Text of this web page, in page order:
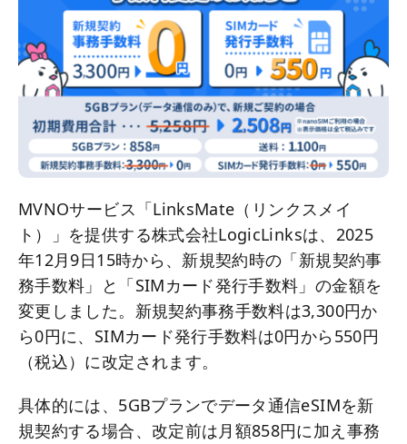
MVNOサービス「LinksMate（リンクスメイ
ト）」を提供する株式会社LogicLinksは、2025
年12月9日15時から、新規契約時の「新規契約事
務手数料」と「SIMカード発行手数料」の金額を
変更しました。新規契約事務手数料は3,300円か
ら0円に、SIMカード発行手数料は0円から550円
（税込）に改定されます。
具体的には、5GBプランでデータ通信eSIMを新
規契約する場合、改定前は月額858円に加え事務